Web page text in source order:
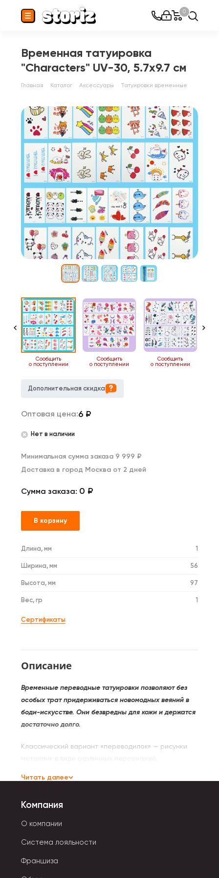
0
Временная татуировка
"Characters" UV-30, 5.7x9.7 см
Главная Каталог Аксессуары Татуировки временные
Сообщить
о поступлении
Сообщить
о поступлении
Сообщить
о поступлении
Дополнительная скидка
Оптовая цена:6 ₽
Нет в наличии
Минимальная сумма заказа 9 999 ₽
Доставка в город Москва от 2 дней
Сумма заказа: 0 ₽
В корзину
Длина, мм 1
Ширина, мм 56
Высота, мм 97
Вес, гр 1
Сертификаты
Описание
Временные переводные татуировки позволяют без
особых трат придерживаться новомодных веяний в
боди-искусстве. Они безвредны для кожи и держатся
достаточно долго.
Классический вариант «переводилок» — рисунки
металлик в виде различных персонажей,
геометрических фигур, абстрактных узоров,
единорогами, сказочными принцессами.
Читать далее
Компания
О компании
Система лояльности
Франшиза